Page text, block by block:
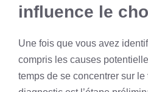
influence le
Une fois que vous avez
compris les causes
temps de se concentrer sur le